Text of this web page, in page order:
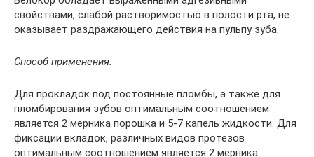
свойствами, слабой растворимостью в полости рта, не
оказывает раздражающего действия на пульпу зуба.
Способ применения.
Для прокладок под постоянные пломбы, а также для
пломбирования зубов оптимальным соотношением
является 2 мерника порошка и 5-7 капель жидкости. Для
фиксации вкладок, различных видов протезов
оптимальным соотношением является 2 мерника